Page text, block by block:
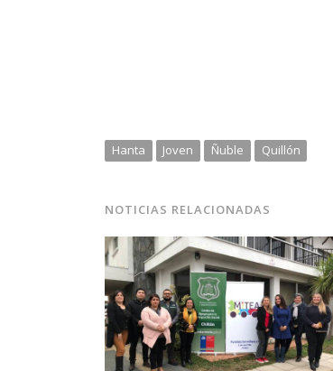
Hanta Joven Ñuble Quillón
NOTICIAS RELACIONADAS